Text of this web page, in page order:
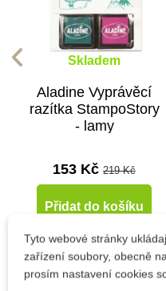
Skladem
Aladine Vyprávěcí
razítka StampoStory
- lamy
153 Kč 219 Kč
Přidat do košíku
Tyto webové stránky
zařízení soubory, obecně
prosím nastavení cookies